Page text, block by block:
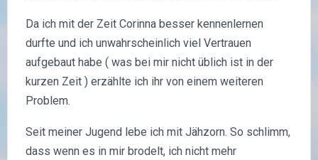
Da ich mit der Zeit Corinna besser kennenlernen
durfte und ich unwahrscheinlich viel Vertrauen
aufgebaut habe ( was bei mir nicht üblich ist in der
kurzen Zeit ) erzählte ich ihr von einem weiteren
Problem.
Seit meiner Jugend lebe ich mit Jähzorn. So schlimm,
dass wenn es in mir brodelt, ich nicht mehr